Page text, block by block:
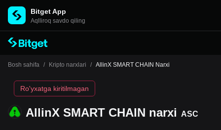
Bitget App
Aqlliroq savdo qiling
Bosh sahifa / Kripto narxlari / AllinX SMART CHAIN Narxi
AllinX SMART CHAIN narxi ASC
Ro'yxatga kiritilmagan